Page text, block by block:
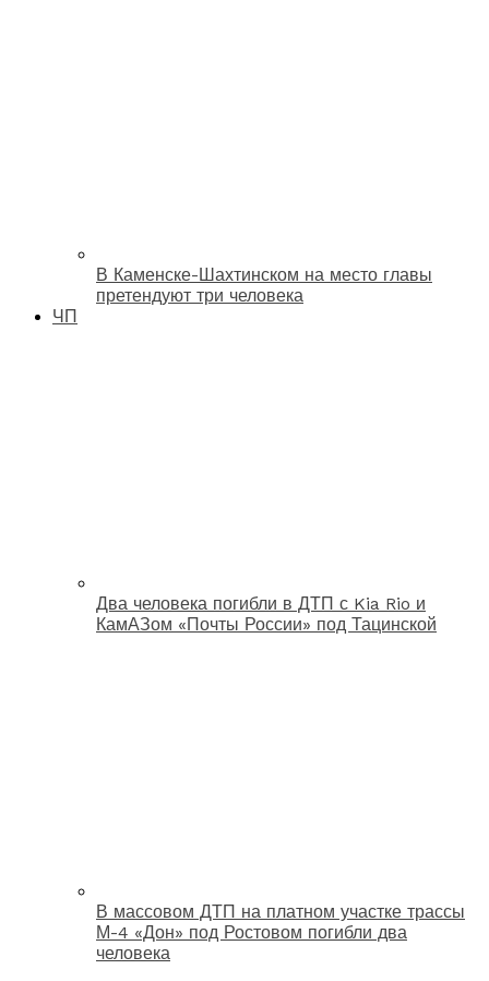
В Каменске-Шахтинском на место главы
претендуют три человека
ЧП
Два человека погибли в ДТП с Kia Rio и
КамАЗом «Почты России» под Тацинской
В массовом ДТП на платном участке трассы
М-4 «Дон» под Ростовом погибли два
человека